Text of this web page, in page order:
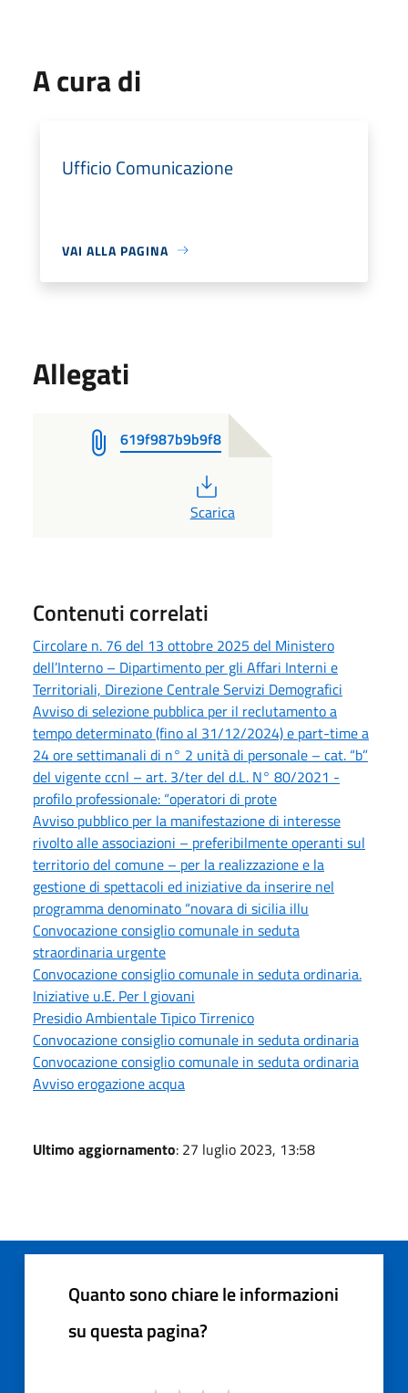
A cura di
Ufficio Comunicazione
VAI ALLA PAGINA
Allegati
619f987b9b9f8
PDF
Scarica
Contenuti correlati
Circolare n. 76 del 13 ottobre 2025 del Ministero
dell’Interno – Dipartimento per gli Affari Interni e
Territoriali, Direzione Centrale Servizi Demografici
Avviso di selezione pubblica per il reclutamento a
tempo determinato (fino al 31/12/2024) e part-time a
24 ore settimanali di n° 2 unità di personale – cat. “b”
del vigente ccnl – art. 3/ter del d.L. N° 80/2021 -
profilo professionale: “operatori di prote
Avviso pubblico per la manifestazione di interesse
rivolto alle associazioni – preferibilmente operanti sul
territorio del comune – per la realizzazione e la
gestione di spettacoli ed iniziative da inserire nel
programma denominato “novara di sicilia illu
Convocazione consiglio comunale in seduta
straordinaria urgente
Convocazione consiglio comunale in seduta ordinaria.
Iniziative u.E. Per I giovani
Presidio Ambientale Tipico Tirrenico
Convocazione consiglio comunale in seduta ordinaria
Convocazione consiglio comunale in seduta ordinaria
Avviso erogazione acqua
Ultimo aggiornamento: 27 luglio 2023, 13:58
Quanto sono chiare le informazioni
su questa pagina?